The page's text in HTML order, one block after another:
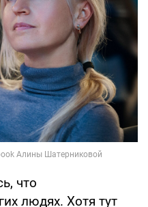
что
людях. Хотя тут